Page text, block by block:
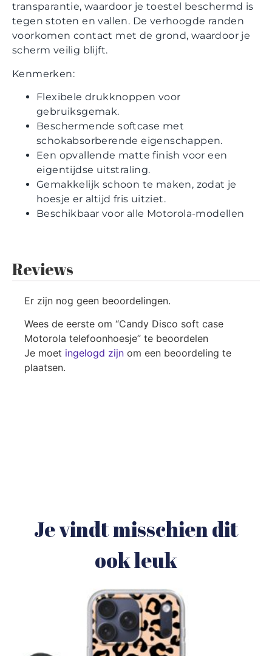
transparantie, waardoor je toestel beschermd is
tegen stoten en vallen. De verhoogde randen
voorkomen contact met de grond, waardoor je
scherm veilig blijft.
Kenmerken:
Flexibele drukknoppen voor
gebruiksgemak.
Beschermende softcase met
schokabsorberende eigenschappen.
Een opvallende matte finish voor een
eigentijdse uitstraling.
Gemakkelijk schoon te maken, zodat je
hoesje er altijd fris uitziet.
Beschikbaar voor alle Motorola-modellen
Reviews
Er zijn nog geen beoordelingen.
Wees de eerste om “Candy Disco soft case
Motorola telefoonhoesje” te beoordelen
Je moet ingelogd zijn om een beoordeling te
plaatsen.
Je vindt misschien dit
ook leuk